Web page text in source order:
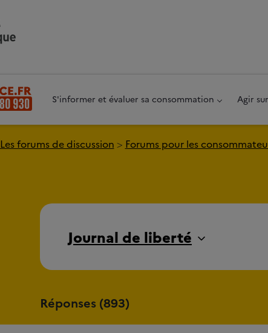
S'informer et évaluer sa consommation Agir
Les forums de discussion Forums pour les
Journal de liberté
Réponses (893)